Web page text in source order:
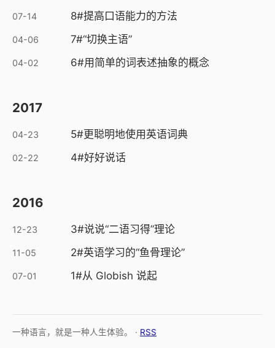
07-14 8#提高口语能力的方法
04-06 7#“切换主语”
04-02 6#用简单的词表述抽象的概念
2017
04-23 5#更聪明地使用英语词典
02-22 4#好好说话
2016
12-23 3#说说“二语习得”理论
11-05 2#英语学习的“鱼骨理论”
07-01 1#从 Globish 说起
一种语言，就是一种人生体验。 · RSS